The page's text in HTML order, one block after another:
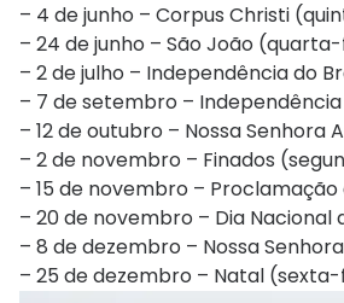
– 4 de junho – Corpus Christi
– 24 de junho – São João
– 2 de julho – Independência do
– 7 de setembro –
– 12 de outubro – Nossa
– 2 de novembro – Finados
– 15 de novembro –
– 20 de novembro – Dia
– 8 de dezembro – Nossa
– 25 de dezembro – Natal